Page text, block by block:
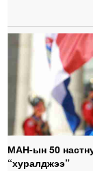
МАН-ын 50
“хуралджээ”